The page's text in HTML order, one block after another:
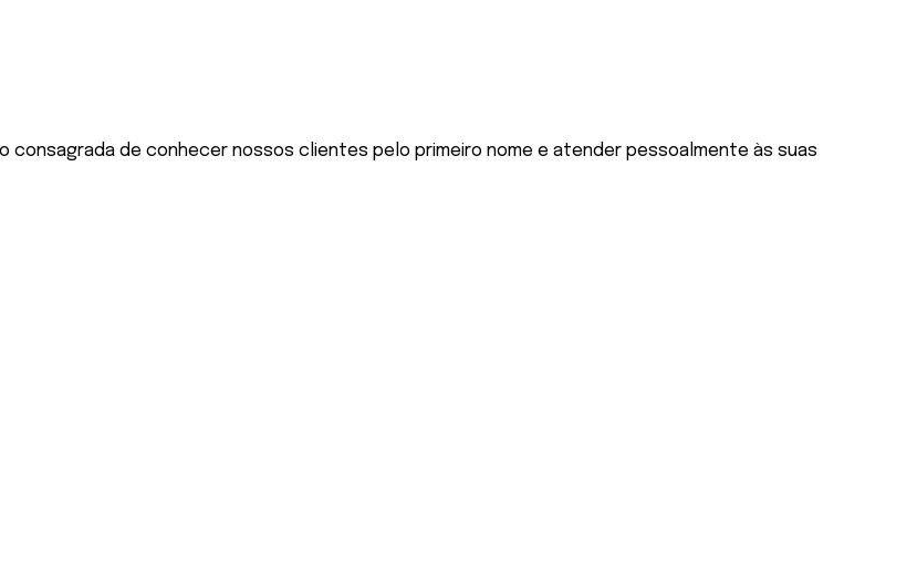
consagrada de conhecer nossos clientes pelo primeiro nome e atender pessoalmente às suas